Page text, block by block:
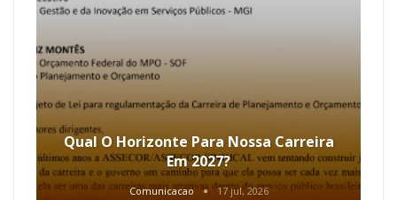
Qual O Horizonte Para Nossa Carreira
Em 2027?
Comunicacao 17 jul, 2026